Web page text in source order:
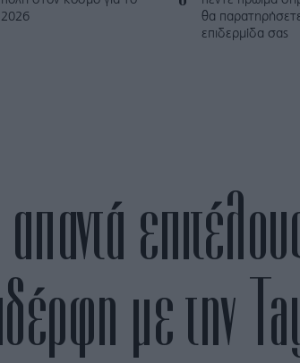
2026
θα
επιδερμίδα σας
με την